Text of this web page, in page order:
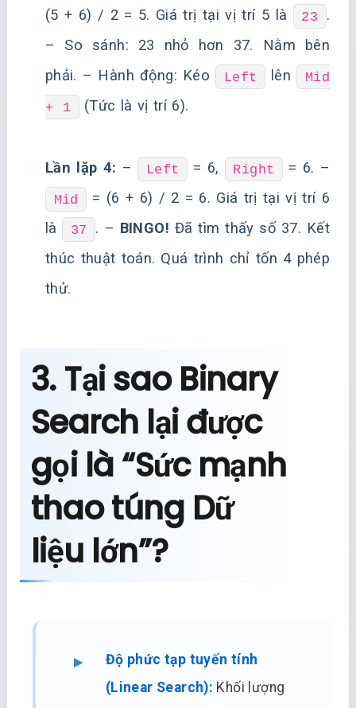
(5 + 6) / 2 = 5. Giá trị tại vị trí 5 là
23
.
– So sánh: 23 nhỏ hơn 37. Nằm bên
phải. – Hành động: Kéo
Left lên
Mid
+ 1
(Tức là vị trí 6).
Lần lặp 4: – Left = 6, Right = 6. –
Mid
= (6 + 6) / 2 = 6. Giá trị tại vị trí 6
là
37 . – BINGO! Đã tìm thấy số 37. Kết
thúc thuật toán. Quá trình chỉ tốn 4 phép
thử.
3. Tại sao Binary
Search lại được
gọi là “Sức mạnh
thao túng Dữ
liệu lớn”?
Độ phức tạp tuyến tính
(Linear Search): Khối lượng